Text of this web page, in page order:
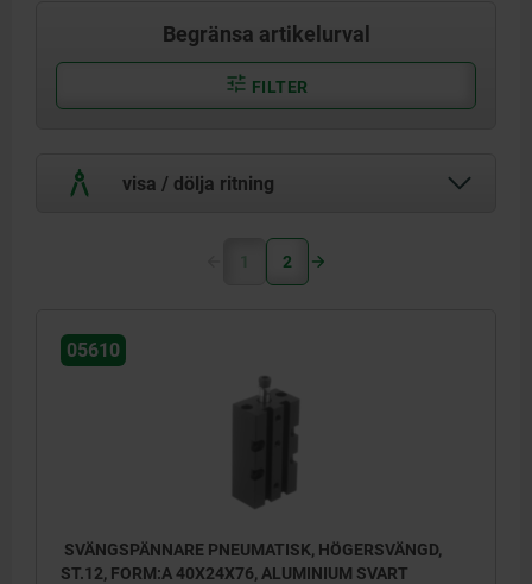
Begränsa artikelurval
FILTER
visa / dölja ritning
1 2
05610
SVÄNGSPÄNNARE PNEUMATISK, HÖGERSVÄNGD,
ST.12, FORM:A 40X24X76, ALUMINIUM SVART